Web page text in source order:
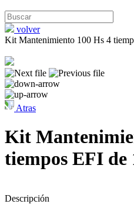
volver
Kit Mantenimiento 100 Hs 4
Atras
Kit
tiempos EFI de
Descripción